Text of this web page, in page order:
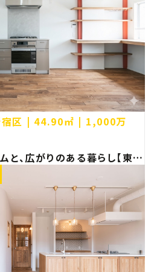
区 44.90㎡
1,000万
と、広がりのある暮らし【東京
ベーション】